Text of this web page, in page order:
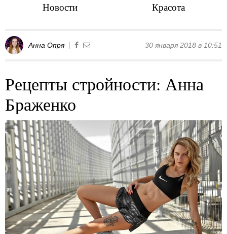
Новости Красота
Анна Опря 30 января 2018 в 10:51
Рецепты стройности: Анна
Браженко